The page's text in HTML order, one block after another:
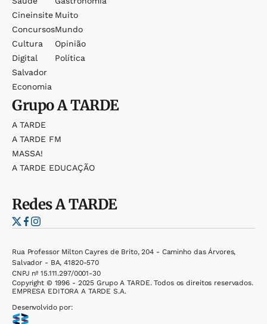
Cineinsite
Concursos
Cultura
Digital
Salvador
Economia
Muito
Mundo
Opinião
Política
GrupoA TARDE
A TARDE
A TARDE FM
MASSA!
A TARDE EDUCAÇÃO
RedesA TARDE
Rua Professor Milton Cayres de Brito, 204 - Caminho das Árvores,
Salvador - BA, 41820-570
CNPJ nº 15.111.297/0001-30
Copyright © 1996 - 2025 Grupo A TARDE. Todos os direitos reservados.
EMPRESA EDITORA A TARDE S.A.
Desenvolvido por: